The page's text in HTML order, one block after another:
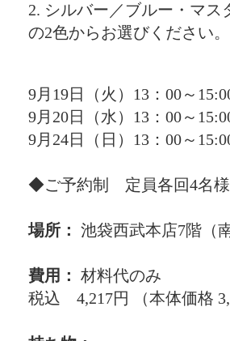
2. シルバー／ブルー・マス
の2色からお選びください。
9月19日（火）13：00～
9月20日（水）13：00～
9月24日（日）13：00～
◆ご予約制 定員各回4名
場所： 池袋西武本店7階（
費用： 材料代のみ
税込 4,217円 （本体価格